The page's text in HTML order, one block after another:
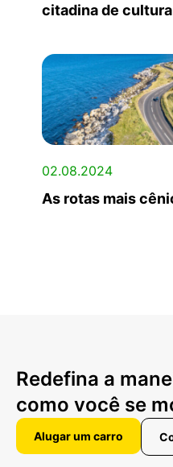
citadina de
02.08.2024
As rotas mais
Redefina a
como você se
Alugar um carro